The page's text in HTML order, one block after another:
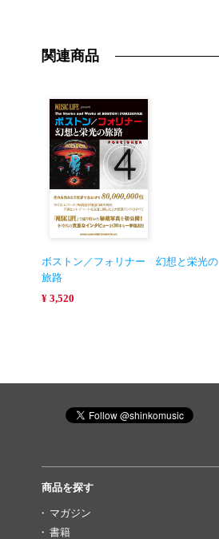
関連商品
ボストン／フォリナー 幻想と栄光の
旅路
¥ 3,520
商品を探す
マガジン
書籍